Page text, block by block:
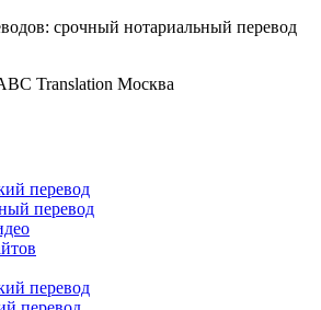
срочный нотариальный перевод
Translation Москва
перевод
перевод
перевод